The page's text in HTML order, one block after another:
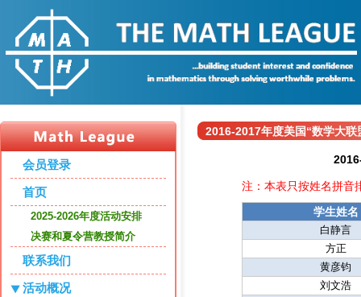
会员登录
首页
2025-2026年度活动安排
决赛和夏令营教授简介
联系我们
活动概况
2016-2017年度美国“数学大
注：本表只按姓名拼音
学生姓名
白静言
方正
黄彦钧
刘文浩